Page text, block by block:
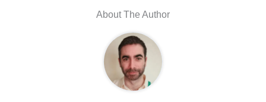
About The Author